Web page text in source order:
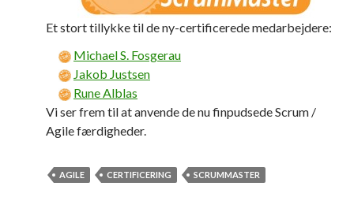
Et stort tillykke til de ny-certificerede medarbejdere:
Michael S. Fosgerau
Jakob Justsen
Rune Alblas
Vi ser frem til at anvende de nu finpudsede Scrum /
Agile færdigheder.
AGILE CERTIFICERING SCRUMMASTER